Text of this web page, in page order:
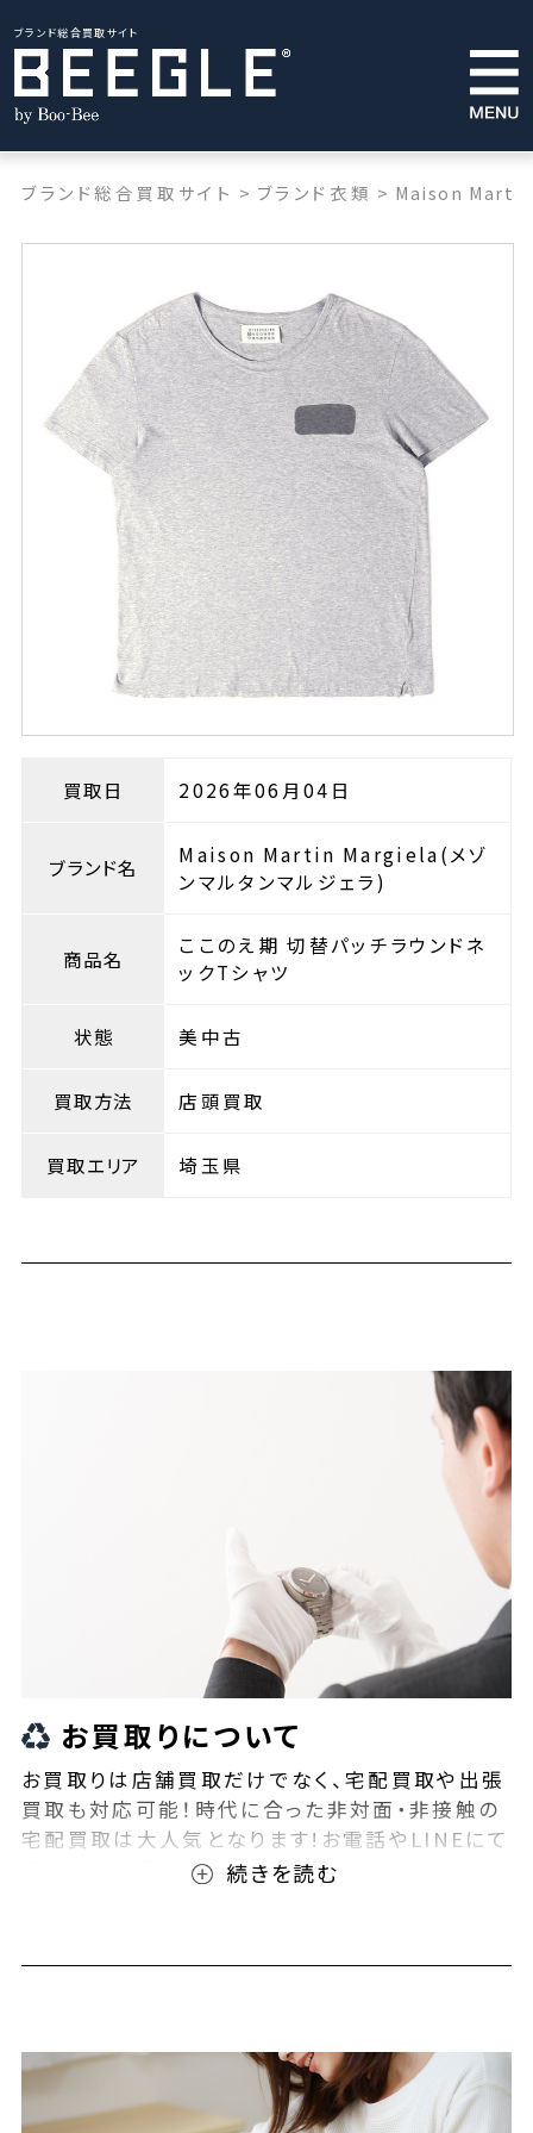
ブランド総合買取サイト
ブランド総合買取サイト > ブランド衣類 > Maison
買取日 2026年06月04日
ブランド名
Maison Martin Margiela(メゾ
ンマルタンマルジェラ)
商品名
ここのえ期 切替パッチラウンドネ
ックTシャツ
状態 美中古
買取方法 店頭買取
買取エリア 埼玉県
お買取りについて
お買取りは店舗買取だけでなく、宅配買取や出張
買取も対応可能！時代に合った非対面・非接触の
宅配買取は大人気となります!お電話やLINEにて
事前査定が可能となっております！また無料の宅